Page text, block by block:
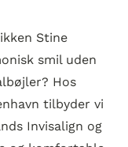
Stine
smil uden
Hos
tilbyder vi
Invisalign og